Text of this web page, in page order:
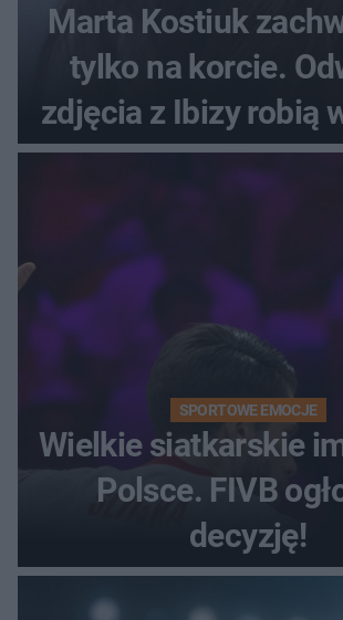
Marta Kostiuk
tylko na korcie.
zdjęcia z Ibizy robią
SPORTOWE EMOCJE
Wielkie siatkarskie
Polsce. FIVB
decyzję!